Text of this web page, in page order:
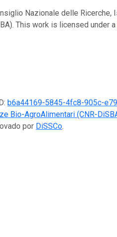
Nazionale delle Ricerche,
This work is licensed under
b6a44169-5845-4fc8-905c-
Bio-AgroAlimentari (CNR-
por DiSSCo.